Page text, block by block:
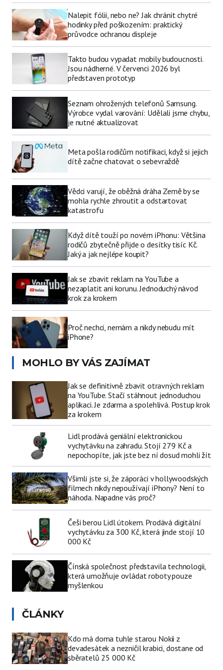
Nalepit fólii, nebo ne? Jak chránit chytré
hodinky před poškozením: praktický
průvodce ochranou displeje
Takto budou vypadat mobily budoucnosti.
Jsou nádherné. V červenci 2026 byl
představen prototyp
Seznam ohrožených telefonů Samsung.
Výrobce vydal varování: Udělali jsme chybu,
je nutné aktualizovat
Meta pošla rodičům notifikaci, když si jejich
dítě začne chatovat o sebevraždě
Vědci varují, že oběžná dráha Země by se
mohla rychle zhroutit a odstartovat
katastrofu
Když dítě touží po novém iPhonu: Většina
rodičů zbytečně přijde o desítky tisíc Kč.
Jaký a jak nejlépe koupit?
Jak se zbavit reklam na YouTube a
nezaplatit ani korunu. Jednoduchý návod
krok za krokem
Proč nechci, nemám a nikdy nebudu mít
iPhone?
MOHLO BY VÁS ZAJÍMAT
Jak se definitivně zbavit otravných reklam
na YouTube. Stačí stáhnout jednoduchou
aplikaci. Je zdarma a spolehlivá. Postup krok
za krokem
Lidl prodává geniální elektronickou
vychytávku na zahradu. Stojí 279 Kč a
nepochopíte, jak jste bez ní dosud mohli žít
Všimli jste si, že záporáci v hollywoodských
filmech nikdy nepoužívají iPhony? Není to
náhoda. Napadne vás proč?
Češi berou Lidl útokem. Prodává digitální
vychytávku za 300 Kč, která jinde stojí 10
000 Kč
Čínská společnost představila technologii,
která umožňuje ovládat roboty pouze
myšlenkou
ČLÁNKY
Kdo má doma tuhle starou Nokii z
devadesátek a nezničil krabici, dostane od
sběratelů 25 000 Kč